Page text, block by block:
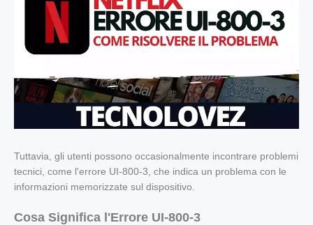
Tuttavia, gli utenti possono occasionalmente incontrare problemi
tecnici, come l'errore UI-800-3, che indica un problema con le
informazioni memorizzate sul dispositivo.
Cosa Significa l'Errore UI-800-3